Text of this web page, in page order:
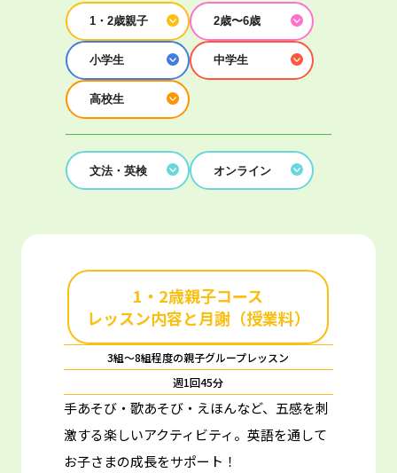
1・2歳親子 2歳〜6歳
小学生 中学生
高校生
文法・英検 オンライン
1・2歳親子コース
レッスン内容と月謝（授業料）
3組～8組程度の親子グループレッスン
週1回45分
手あそび・歌あそび・えほんなど、五感を刺
激する楽しいアクティビティ。 英語を通して
お子さまの成長をサポート！